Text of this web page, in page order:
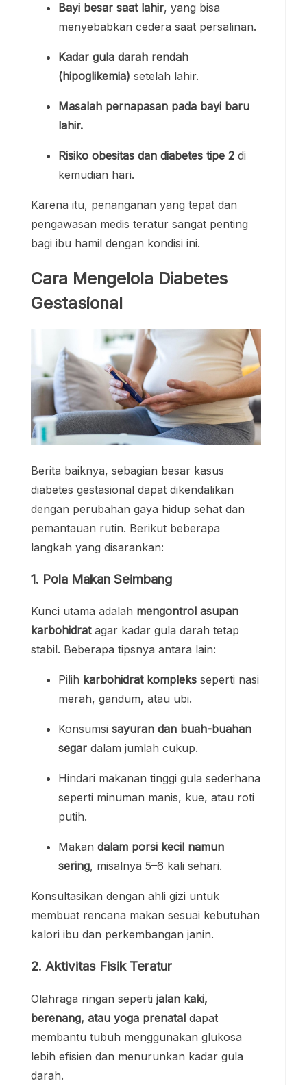
Bayi besar saat lahir, yang bisa
menyebabkan cedera saat persalinan.
Kadar gula darah rendah
(hipoglikemia) setelah lahir.
Masalah pernapasan pada bayi baru
lahir.
Risiko obesitas dan diabetes tipe 2 di
kemudian hari.
Karena itu, penanganan yang tepat dan
pengawasan medis teratur sangat penting
bagi ibu hamil dengan kondisi ini.
Cara Mengelola Diabetes
Gestasional
Berita baiknya, sebagian besar kasus
diabetes gestasional dapat dikendalikan
dengan perubahan gaya hidup sehat dan
pemantauan rutin. Berikut beberapa
langkah yang disarankan:
1. Pola Makan Seimbang
Kunci utama adalah mengontrol asupan
karbohidratagar kadar gula darah tetap
stabil. Beberapa tipsnya antara lain:
Pilih karbohidrat kompleks seperti nasi
merah, gandum, atau ubi.
Konsumsi sayuran dan buah-buahan
segar dalam jumlah cukup.
Hindari makanan tinggi gula sederhana
seperti minuman manis, kue, atau roti
putih.
Makan dalam porsi kecil namun
sering, misalnya 5–6 kali sehari.
Konsultasikan dengan ahli gizi untuk
membuat rencana makan sesuai kebutuhan
kalori ibu dan perkembangan janin.
2. Aktivitas Fisik Teratur
Olahraga ringan seperti jalan kaki,
berenang, atau yoga prenatal dapat
membantu tubuh menggunakan glukosa
lebih efisien dan menurunkan kadar gula
darah.